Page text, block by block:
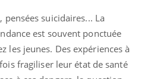
suicidaires... La
est souvent ponctuée
les jeunes. Des expériences à
fragiliser leur état de santé